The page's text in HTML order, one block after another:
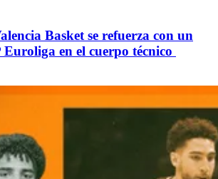
Basket se refuerza con un
en el cuerpo técnico